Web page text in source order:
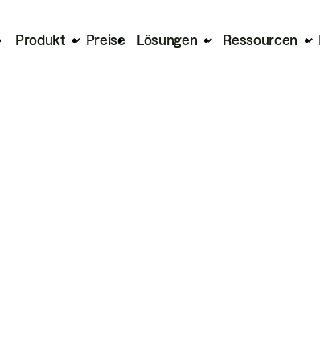
Produkt Preise Lösungen Ressourcen